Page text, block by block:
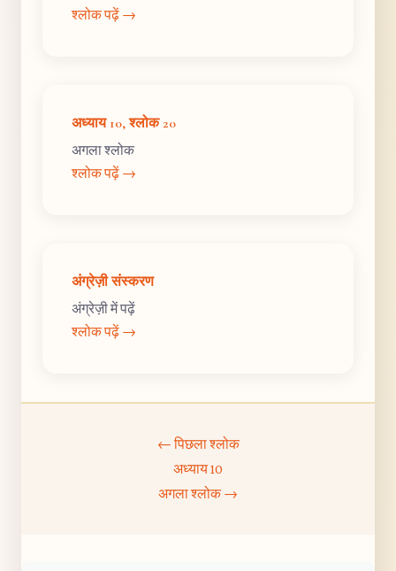
श्लोक पढ़ें →
अध्याय 10, श्लोक 20
अगला श्लोक
श्लोक पढ़ें →
अंग्रेज़ी संस्करण
अंग्रेज़ी में पढ़ें
श्लोक पढ़ें →
← पिछला श्लोक
अध्याय 10
अगला श्लोक →